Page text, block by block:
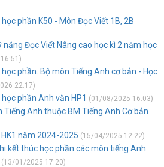
phần K50 - Môn Đọc Viết 1B, 2B
năng Đọc Viết Nâng cao học kì 2 năm học
phần. Bộ môn Tiếng Anh cơ bản - Học
22:17)
phần Anh văn HP1 (01/08/2025 16:03)
Tiếng Anh thuộc BM Tiếng Anh Cơ bản
HK1 năm 2024-2025 (15/04/2025 12:22)
kết thúc học phần các môn tiếng Anh
(13/01/2025 17:20)